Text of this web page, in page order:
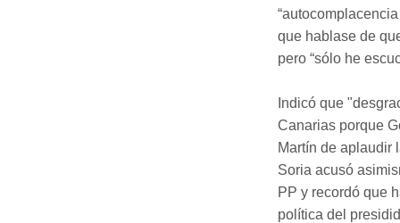
que hablase de
pero “sólo he
Indicó que
Canarias porque
Martín de aplaudir
Soria acusó
PP y recordó que
política del